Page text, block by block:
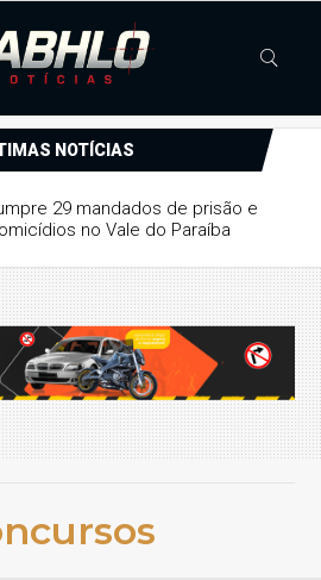
NOTÍCIAS
29 mandados de prisão e
no Vale do Paraíba